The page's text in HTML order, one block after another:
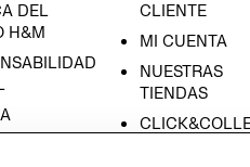
DEL
H&M
CLIENTE
MI CUENTA
NUESTRAS
TIENDAS